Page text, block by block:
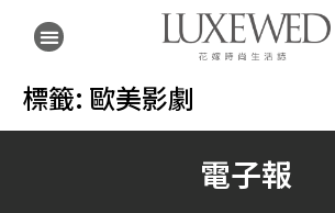
標籤: 歐美影劇
電子報